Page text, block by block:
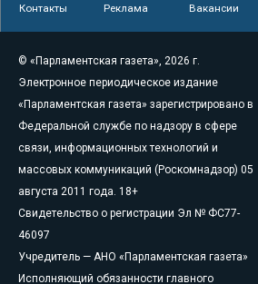
Контакты Реклама Вакансии
© «Парламентская газета», 2026 г.
Электронное периодическое издание
«Парламентская газета» зарегистрировано в
Федеральной службе по надзору в сфере
связи, информационных технологий и
массовых коммуникаций (Роскомнадзор) 05
августа 2011 года. 18+
Свидетельство о регистрации Эл № ФС77-
46097
Учредитель — АНО «Парламентская газета»
Исполняющий обязанности главного